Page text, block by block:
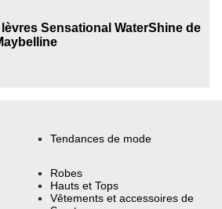
lèvres Sensational WaterShine de
Tendances de mode
Robes
Hauts et Tops
Vêtements et accessoires de